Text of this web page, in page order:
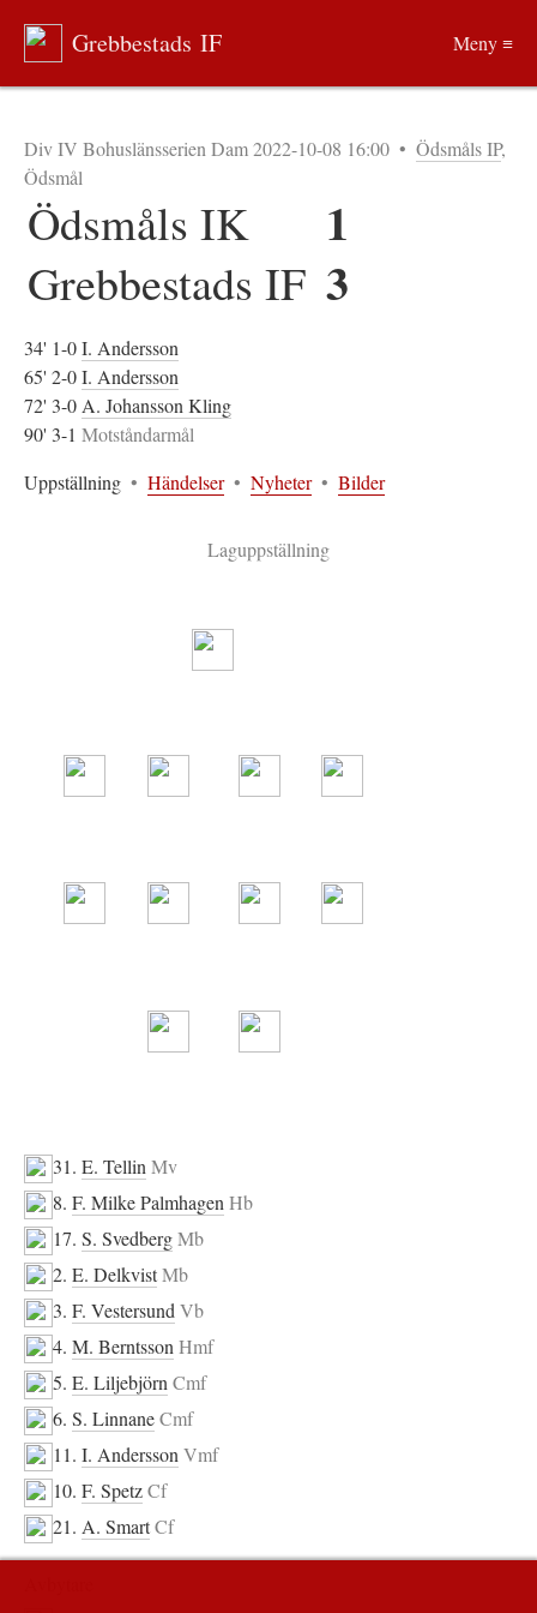
Div IV Bohuslänsserien Dam 2022-10-08 16:00 • Ödsmåls IP,
Ödsmål
Ödsmåls IK 1
Grebbestads IF 3
34' 1-0I. Andersson
65' 2-0I. Andersson
72' 3-0 A. Johansson Kling
90' 3-1 Motståndarmål
Uppställning • Händelser • Nyheter • Bilder
Laguppställning
31. E. Tellin Mv
8. F. Milke Palmhagen Hb
17. S. SvedbergMb
2. E. DelkvistMb
3. F. Vestersund Vb
4. M. Berntsson Hmf
5. E. Liljebjörn Cmf
6. S. LinnaneCmf
11. I. Andersson Vmf
10. F. SpetzCf
21. A. SmartCf
Grebbestads IF Meny ≡